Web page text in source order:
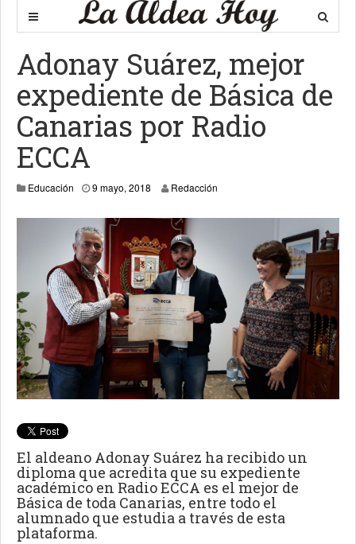
Adonay Suárez, mejor
expediente de Básica de
Canarias por Radio
ECCA
Educación 9 mayo, 2018 Redacción
El aldeano Adonay Suárez ha recibido un
diploma que acredita que su expediente
académico en Radio ECCA es el mejor de
Básica de toda Canarias, entre todo el
alumnado que estudia a través de esta
plataforma.